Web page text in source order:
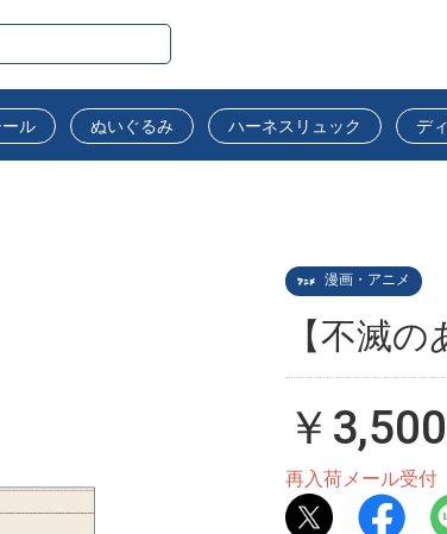
ル ぬいぐるみ ハーネスリュック デ
漫画・アニメ
【不滅
￥3,500
再入荷メール受付